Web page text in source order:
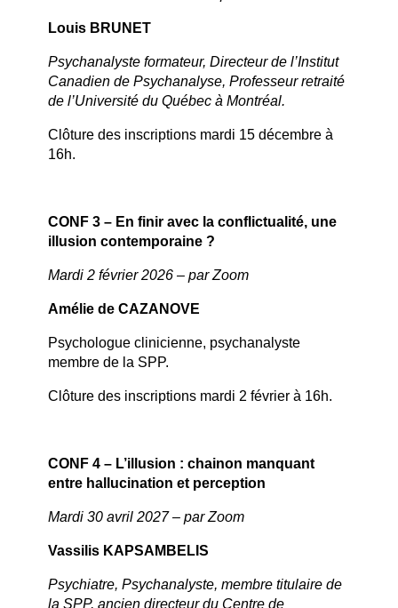
Louis BRUNET
Psychanalyste formateur, Directeur de l’Institut
Canadien de Psychanalyse, Professeur retraité
de l’Université du Québec à Montréal.
Clôture des inscriptions mardi 15 décembre à
16h.
CONF 3 – En finir avec la conflictualité, une
illusion contemporaine ?
Mardi 2 février 2026 – par Zoom
Amélie de CAZANOVE
Psychologue clinicienne, psychanalyste
membre de la SPP.
Clôture des inscriptions mardi 2 février à 16h.
CONF 4 – L’illusion : chainon manquant
entre hallucination et perception
Mardi 30 avril 2027 – par Zoom
Vassilis KAPSAMBELIS
Psychiatre, Psychanalyste, membre titulaire de
la SPP, ancien directeur du Centre de